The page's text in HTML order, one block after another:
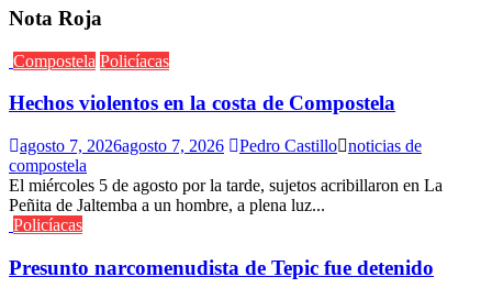
Nota Roja
Compostela Policíacas
Hechos violentos en la costa de Compostela
agosto 7, 2026agosto 7, 2026 Pedro Castillo noticias de
compostela
El miércoles 5 de agosto por la tarde, sujetos acribillaron en La
Peñita de Jaltemba a un hombre, a plena luz...
Policíacas
Presunto narcomenudista de Tepic fue detenido